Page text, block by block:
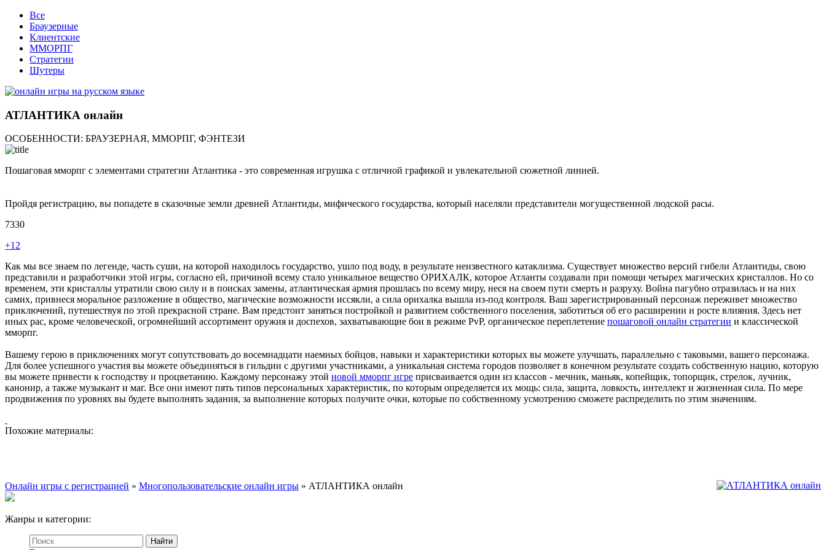
Все
Браузерные
Клиентские
ММОРПГ
Стратегии
Шутеры
АТЛАНТИКА онлайн
ОСОБЕННОСТИ: БРАУЗЕРНАЯ, ММОРПГ, ФЭНТЕЗИ
Пошаговая мморпг с элементами стратегии Атлантика - это современная игрушка с отличной графикой и увлекательной сюжетной линией.
Пройдя регистрацию, вы попадете в сказочные земли древней Атлантиды, мифического государства, который населяли представители могущественной людской расы.
7330
+12
Как мы все знаем по легенде, часть суши, на которой находилось государство, ушло под воду, в результате неизвестного катаклизма. Существует множество версий гибели Атлантиды, свою
представили и разработчики этой игры, согласно ей, причиной всему стало уникальное вещество ОРИХАЛК, которое Атланты создавали при помощи четырех магических кристаллов. Но со
временем, эти кристаллы утратили свою силу и в поисках замены, атлантическая армия прошлась по всему миру, неся на своем пути смерть и разруху. Война пагубно отразилась и на них
самих, привнеся моральное разложение в общество, магические возможности иссякли, а сила орихалка вышла из-под контроля. Ваш зарегистрированный персонаж переживет множество
приключений, путешествуя по этой прекрасной стране. Вам предстоит заняться постройкой и развитием собственного поселения, заботиться об его расширении и росте влияния. Здесь нет
иных рас, кроме человеческой, огромнейший ассортимент оружия и доспехов, захватывающие бои в режиме PvP, органическое переплетение пошаговой онлайн стратегии и классической
мморпг.
Вашему герою в приключениях могут сопутствовать до восемнадцати наемных бойцов, навыки и характеристики которых вы можете улучшать, параллельно с таковыми, вашего персонажа.
Для более успешного участия вы можете объединяться в гильдии с другими участниками, а уникальная система городов позволяет в конечном результате создать собственную нацию, которую
вы можете привести к господству и процветанию. Каждому персонажу этой новой мморпг игре присваивается один из классов - мечник, маньяк, копейщик, топорщик, стрелок, лучник,
канонир, а также музыкант и маг. Все они имеют пять типов персональных характеристик, по которым определяется их мощь: сила, защита, ловкость, интеллект и жизненная сила. По мере
продвижения по уровнях вы будете выполнять задания, за выполнение которых получите очки, которые по собственному усмотрению сможете распределить по этим значениям.
Похожие материалы:
Онлайн игры с регистрацией » Многопользовательские онлайн игры » АТЛАНТИКА онлайн
Жанры и категории: